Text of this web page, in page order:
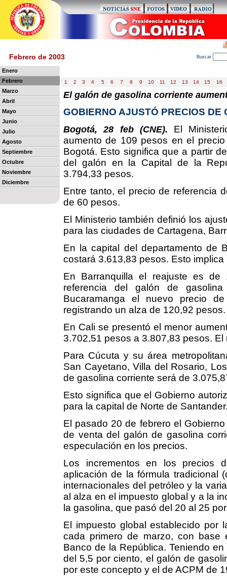
Febrero de 2003 Buscar
Enero
Febrero
Marzo
Abril
Mayo
Junio
Julio
Agosto
Septiembre
Octubre
Noviembre
Diciembre
1 2 3 4 5 6 7 8 9 10 11 12 13 14 15 16
El galón de gasolina corriente
GOBIERNO AJUSTÓ PRECIOS DE
Bogotá, 28 feb (CNE). El
aumento de 109 pesos en el
Bogotá. Esto significa que a partir
del galón en la Capital de la
3.794,33 pesos.
Entre tanto, el precio de referencia
de 60 pesos.
El Ministerio también definió los
para las ciudades de Cartagena,
En la capital del departamento de
costará 3.613,83 pesos. Esto
En Barranquilla el reajuste es
referencia del galón de
Bucaramanga el nuevo precio
registrando un alza de 120,92 pesos.
En Cali se presentó el menor
3.702,51 pesos a 3.807,83 pesos.
Para Cúcuta y su área
San Cayetano, Villa del Rosario,
de gasolina corriente será de
Esto significa que el Gobierno
para la capital de Norte de
El pasado 20 de febrero el
de venta del galón de gasolina
especulación en los precios.
Los incrementos en los precios
aplicación de la fórmula tradicional
internacionales del petróleo y la
al alza en el impuesto global y a la
la gasolina, que pasó del 20 al 25
El impuesto global establecido por
cada primero de marzo, con
Banco de la República. Teniendo
del 5,5 por ciento, el galón de
por este concepto y el de ACPM de